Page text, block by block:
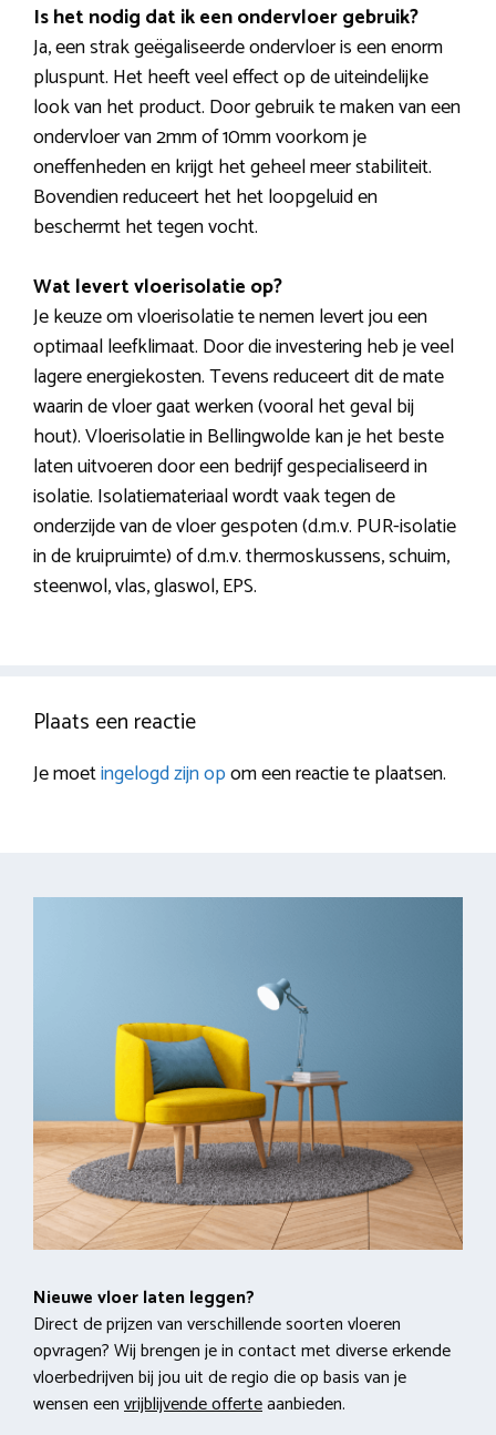
Is het nodig dat ik een ondervloer gebruik?
Ja, een strak geëgaliseerde ondervloer is een enorm
pluspunt. Het heeft veel effect op de uiteindelijke
look van het product. Door gebruik te maken van een
ondervloer van 2mm of 10mm voorkom je
oneffenheden en krijgt het geheel meer stabiliteit.
Bovendien reduceert het het loopgeluid en
beschermt het tegen vocht.
Wat levert vloerisolatie op?
Je keuze om vloerisolatie te nemen levert jou een
optimaal leefklimaat. Door die investering heb je veel
lagere energiekosten. Tevens reduceert dit de mate
waarin de vloer gaat werken (vooral het geval bij
hout). Vloerisolatie in Bellingwolde kan je het beste
laten uitvoeren door een bedrijf gespecialiseerd in
isolatie. Isolatiemateriaal wordt vaak tegen de
onderzijde van de vloer gespoten (d.m.v. PUR-isolatie
in de kruipruimte) of d.m.v. thermoskussens, schuim,
steenwol, vlas, glaswol, EPS.
Plaats een reactie
Je moetingelogd zijn opom een reactie te plaatsen.
Nieuwe vloer laten leggen?
Direct de prijzen van verschillende soorten vloeren
opvragen? Wij brengen je in contact met diverse erkende
vloerbedrijven bij jou uit de regio die op basis van je
wensen eenvrijblijvende offerteaanbieden.